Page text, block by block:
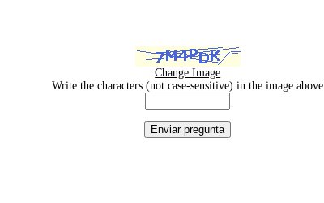
Change Image
Write the characters (not case-sensitive) in the image above